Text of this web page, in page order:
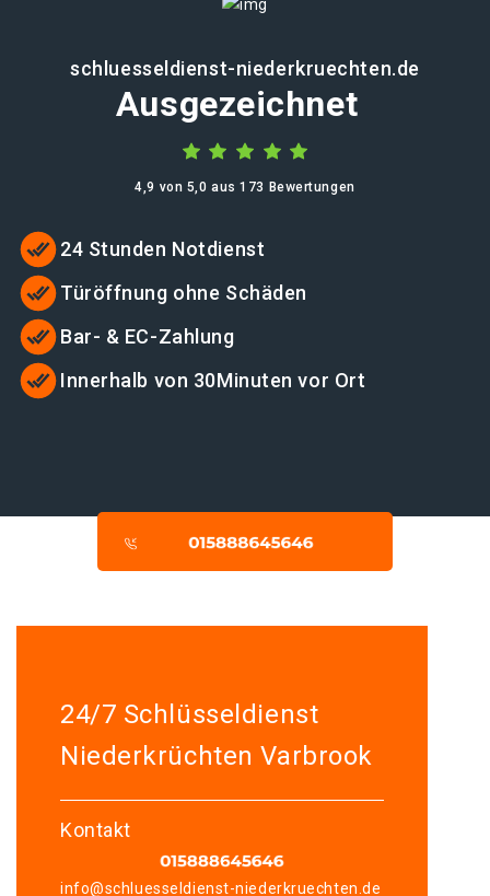
schluesseldienst-niederkruechten.de
Ausgezeichnet
4,9 von 5,0 aus 173 Bewertungen
24 Stunden Notdienst
Türöffnung ohne Schäden
Bar- & EC-Zahlung
Innerhalb von 30Minuten vor Ort
24/7 Schlüsseldienst
Niederkrüchten Varbrook
Kontakt
info@schluesseldienst-niederkruechten.de